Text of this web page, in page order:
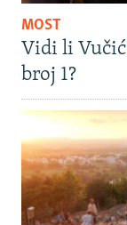
MOST
Vidi li
broj 1?